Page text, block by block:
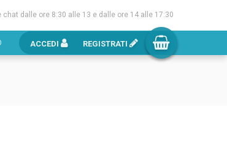
dalle ore 8:30 alle 13 e dalle ore 14 alle 17:30
ACCEDI REGISTRATI